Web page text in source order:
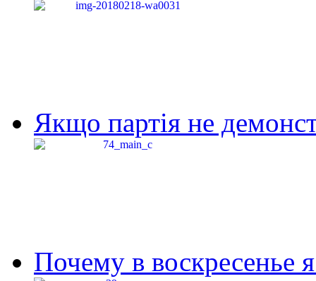
Якщо партія не
Почему в воскресенье